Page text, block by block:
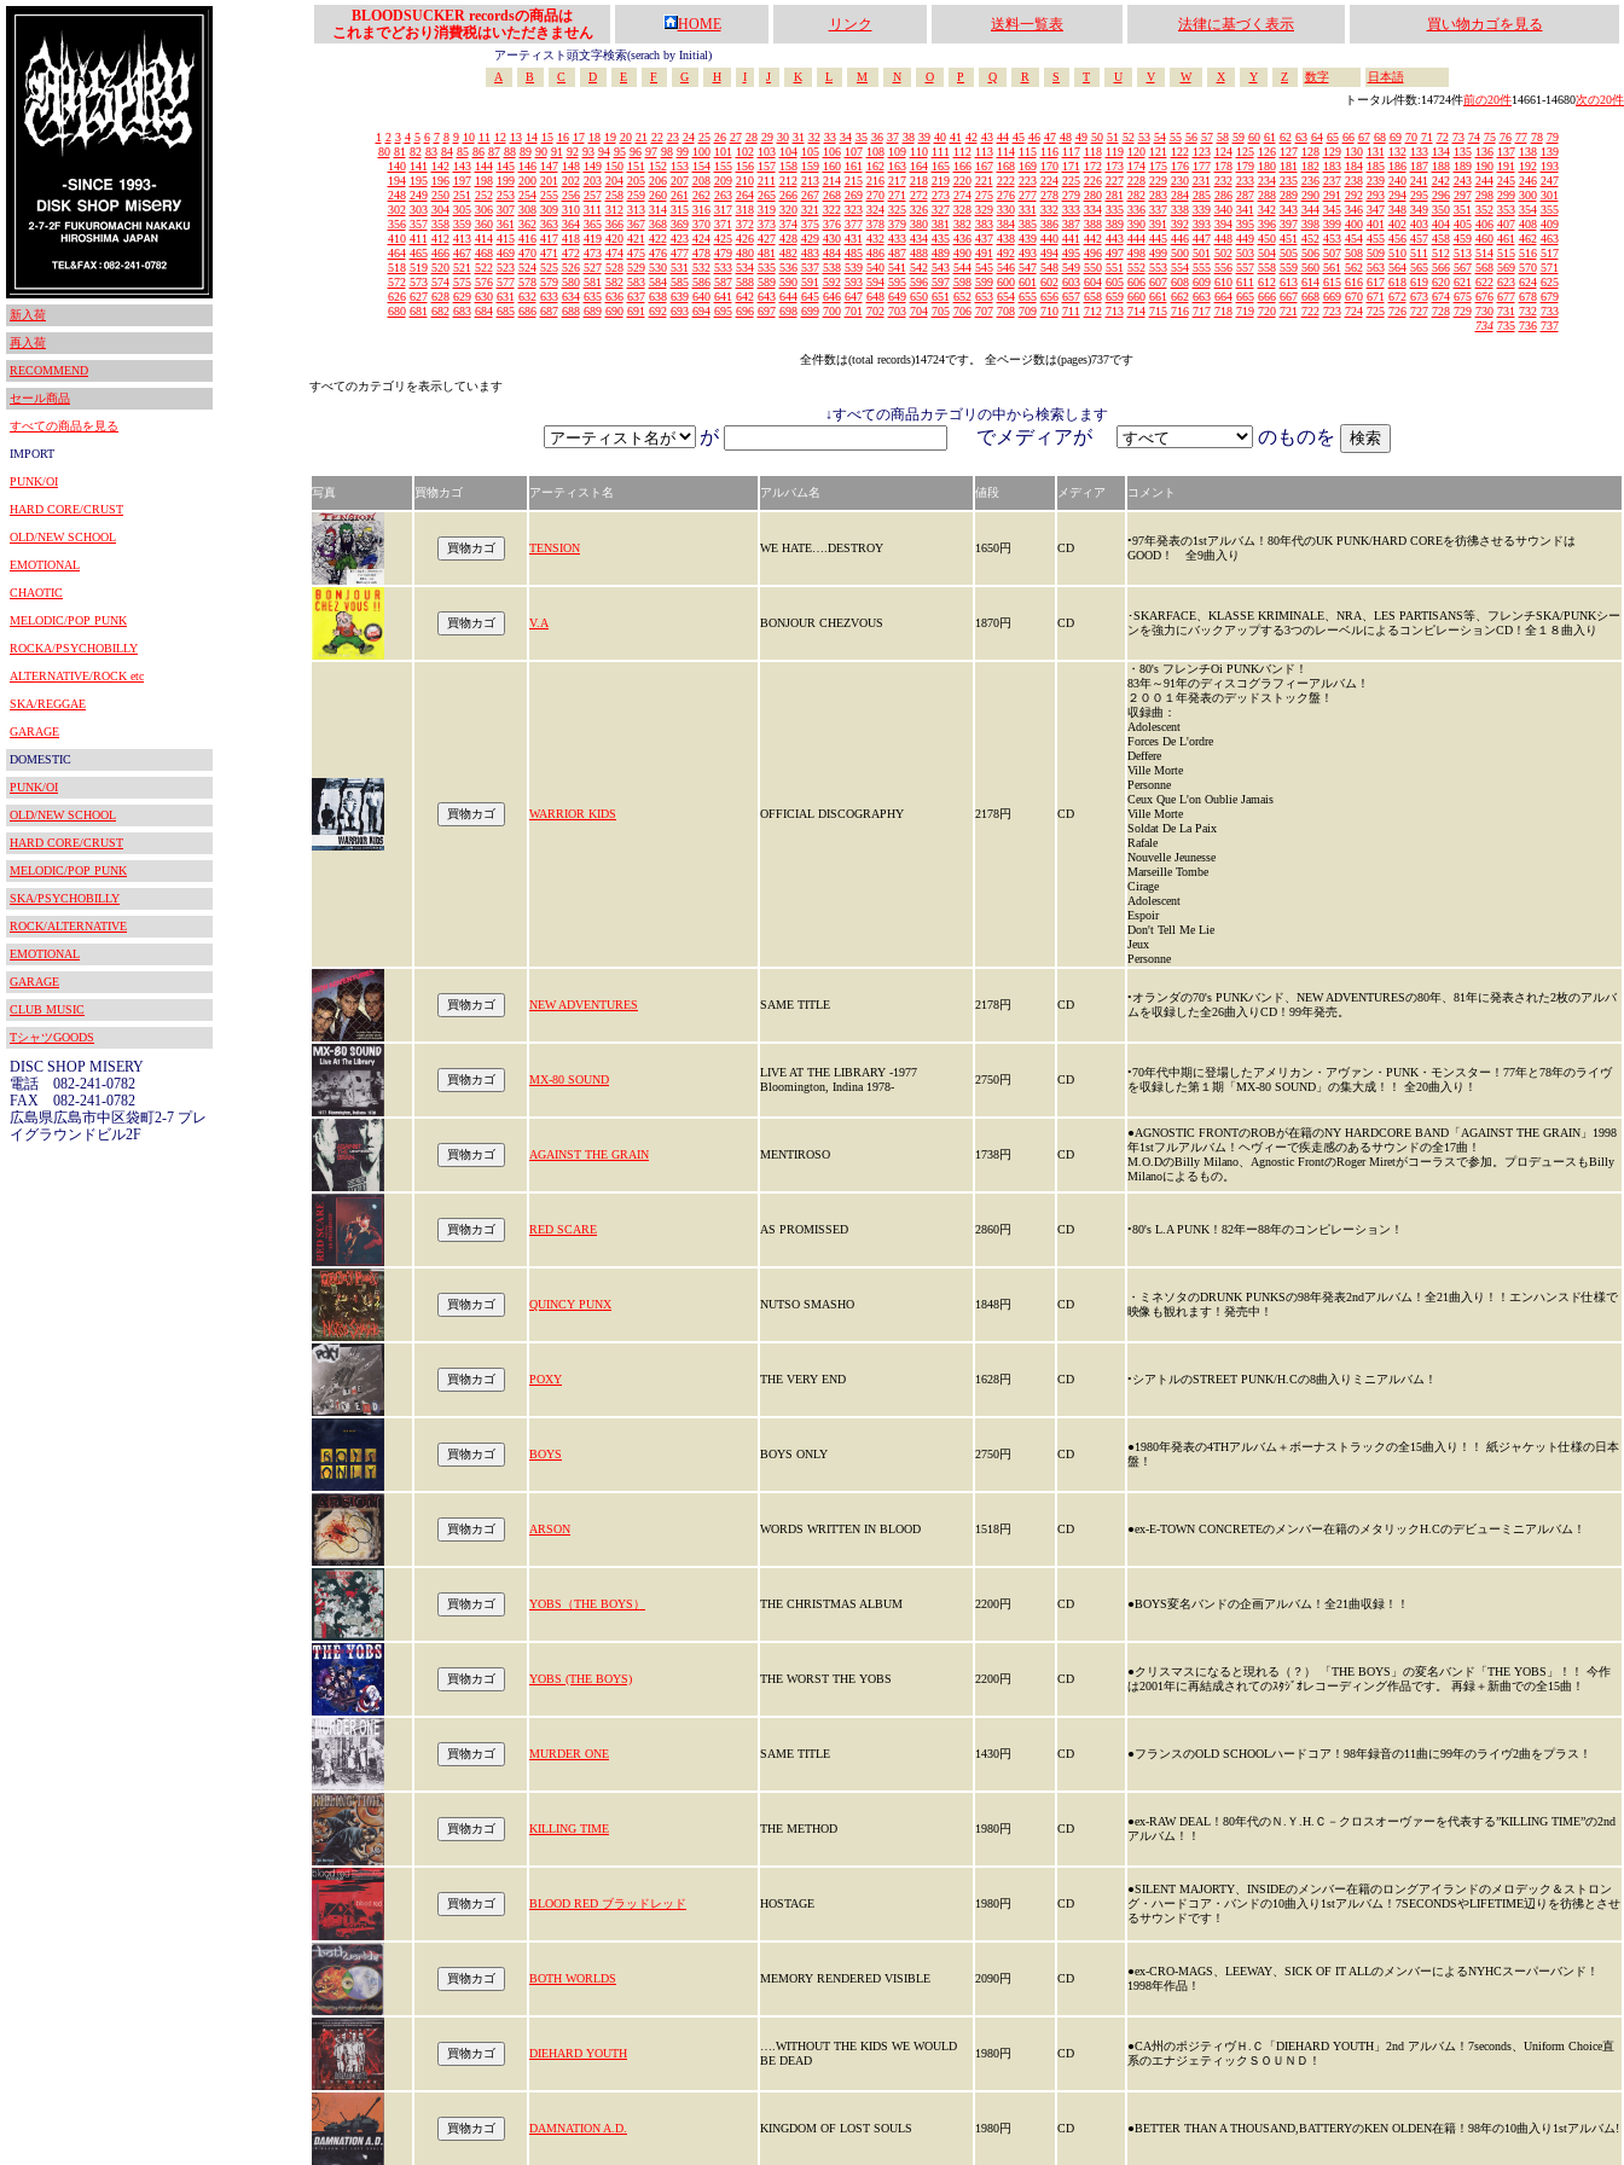
新入荷
再入荷
RECOMMEND
セール商品
すべての商品を見る
IMPORT
PUNK/OI
HARD CORE/CRUST
OLD/NEW SCHOOL
EMOTIONAL
CHAOTIC
MELODIC/POP PUNK
ROCKA/PSYCHOBILLY
ALTERNATIVE/ROCK etc
SKA/REGGAE
GARAGE
DOMESTIC
PUNK/OI
OLD/NEW SCHOOL
HARD CORE/CRUST
MELODIC/POP PUNK
SKA/PSYCHOBILLY
ROCK/ALTERNATIVE
EMOTIONAL
GARAGE
CLUB MUSIC
TシャツGOODS
DISC SHOP MISERY
電話 082-241-0782
FAX 082-241-0782
広島県広島市中区袋町2-7 プレ
イグラウンドビル2F
BLOODSUCKER recordsの商品は
これまでどおり消費税はいただきません
HOME リンク 送料一覧表 法律に基づく表示 買い物カゴを見る
アーティスト頭文字検索(serach by Initial)
A
B C D E F G H I J K L M N O P Q R S T U V W X Y Z 数字
日本語
トータル件数:14724件前の20件14661-14680次の20件
1 2 3 4 5 6 7 8 9 10 11 12 13 14 15 16 17 18 19 20 21 22 23 24 25 26 27 28 29 30 31 32 33 34 35 36 37 38 39 40 41 42 43 44 45 46 47 48 49 50 51 52 53 54 55 56 57 58 59 60 61 62 63 64 65 66 67 68 69 70 71 72 73 74 75 76 77 78 79
80 81 82 83 84 85 86 87 88 89 90 91 92 93 94 95 96 97 98 99 100 101 102 103 104 105 106 107 108 109 110 111 112 113 114 115 116 117 118 119 120 121 122 123 124 125 126 127 128 129 130 131 132 133 134 135 136 137 138 139
140 141 142 143 144 145 146 147 148 149 150 151 152 153 154 155 156 157 158 159 160 161 162 163 164 165 166 167 168 169 170 171 172 173 174 175 176 177 178 179 180 181 182 183 184 185 186 187 188 189 190 191 192 193
194 195 196 197 198 199 200 201 202 203 204 205 206 207 208 209 210 211 212 213 214 215 216 217 218 219 220 221 222 223 224 225 226 227 228 229 230 231 232 233 234 235 236 237 238 239 240 241 242 243 244 245 246 247
248 249 250 251 252 253 254 255 256 257 258 259 260 261 262 263 264 265 266 267 268 269 270 271 272 273 274 275 276 277 278 279 280 281 282 283 284 285 286 287 288 289 290 291 292 293 294 295 296 297 298 299 300 301
302 303 304 305 306 307 308 309 310 311 312 313 314 315 316 317 318 319 320 321 322 323 324 325 326 327 328 329 330 331 332 333 334 335 336 337 338 339 340 341 342 343 344 345 346 347 348 349 350 351 352 353 354 355
356 357 358 359 360 361 362 363 364 365 366 367 368 369 370 371 372 373 374 375 376 377 378 379 380 381 382 383 384 385 386 387 388 389 390 391 392 393 394 395 396 397 398 399 400 401 402 403 404 405 406 407 408 409
410 411 412 413 414 415 416 417 418 419 420 421 422 423 424 425 426 427 428 429 430 431 432 433 434 435 436 437 438 439 440 441 442 443 444 445 446 447 448 449 450 451 452 453 454 455 456 457 458 459 460 461 462 463
464 465 466 467 468 469 470 471 472 473 474 475 476 477 478 479 480 481 482 483 484 485 486 487 488 489 490 491 492 493 494 495 496 497 498 499 500 501 502 503 504 505 506 507 508 509 510 511 512 513 514 515 516 517
518 519 520 521 522 523 524 525 526 527 528 529 530 531 532 533 534 535 536 537 538 539 540 541 542 543 544 545 546 547 548 549 550 551 552 553 554 555 556 557 558 559 560 561 562 563 564 565 566 567 568 569 570 571
572 573 574 575 576 577 578 579 580 581 582 583 584 585 586 587 588 589 590 591 592 593 594 595 596 597 598 599 600 601 602 603 604 605 606 607 608 609 610 611 612 613 614 615 616 617 618 619 620 621 622 623 624 625
626 627 628 629 630 631 632 633 634 635 636 637 638 639 640 641 642 643 644 645 646 647 648 649 650 651 652 653 654 655 656 657 658 659 660 661 662 663 664 665 666 667 668 669 670 671 672 673 674 675 676 677 678 679
680 681 682 683 684 685 686 687 688 689 690 691 692 693 694 695 696 697 698 699 700 701 702 703 704 705 706 707 708 709 710 711 712 713 714 715 716 717 718 719 720 721 722 723 724 725 726 727 728 729 730 731 732 733
734 735 736 737
全件数は(total records)14724です。 全ページ数は(pages)737です
すべてのカテゴリを表示しています
↓すべての商品カテゴリの中から検索します
が でメディアが のものを
写真 買物カゴ アーティスト名 アルバム名 値段 メディア コメント
TENSION WE HATE….DESTROY 1650円 CD
•97年発表の1stアルバム！80年代のUK PUNK/HARD COREを彷彿させるサウンドは
GOOD！ 全9曲入り
V.A BONJOUR CHEZVOUS 1870円 CD
･SKARFACE、KLASSE KRIMINALE、NRA、LES PARTISANS等、フレンチSKA/PUNKシー
ンを強力にバックアップする3つのレーベルによるコンピレーションCD！全１８曲入り
WARRIOR KIDS OFFICIAL DISCOGRAPHY 2178円 CD
・80's フレンチOi PUNKバンド！
83年～91年のディスコグラフィーアルバム！
２００１年発表のデッドストック盤！
収録曲：
Adolescent
Forces De L'ordre
Deffere
Ville Morte
Personne
Ceux Que L'on Oublie Jamais
Ville Morte
Soldat De La Paix
Rafale
Nouvelle Jeunesse
Marseille Tombe
Cirage
Adolescent
Espoir
Don't Tell Me Lie
Jeux
Personne
NEW ADVENTURES SAME TITLE 2178円 CD
•オランダの70's PUNKバンド、NEW ADVENTURESの80年、81年に発表された2枚のアルバ
ムを収録した全26曲入りCD！99年発売。
MX-80 SOUND
LIVE AT THE LIBRARY -1977
Bloomington, Indina 1978-
2750円 CD
•70年代中期に登場したアメリカン・アヴァン・PUNK・モンスター！77年と78年のライヴ
を収録した第１期「MX-80 SOUND」の集大成！！ 全20曲入り！
AGAINST THE GRAIN MENTIROSO 1738円 CD
●AGNOSTIC FRONTのROBが在籍のNY HARDCORE BAND「AGAINST THE GRAIN」1998
年1stフルアルバム！ヘヴィーで疾走感のあるサウンドの全17曲！
M.O.DのBilly Milano、Agnostic FrontのRoger Miretがコーラスで参加。プロデュースもBilly
Milanoによるもの。
RED SCARE AS PROMISSED 2860円 CD •80's L.A PUNK！82年ー88年のコンピレーション！
QUINCY PUNX NUTSO SMASHO 1848円 CD
・ミネソタのDRUNK PUNKSの98年発表2ndアルバム！全21曲入り！！エンハンスド仕様で
映像も観れます！発売中！
POXY THE VERY END 1628円 CD •シアトルのSTREET PUNK/H.Cの8曲入りミニアルバム！
BOYS BOYS ONLY 2750円 CD
●1980年発表の4THアルバム＋ボーナストラックの全15曲入り！！ 紙ジャケット仕様の日本
盤！
ARSON WORDS WRITTEN IN BLOOD 1518円 CD ●ex-E-TOWN CONCRETEのメンバー在籍のメタリックH.Cのデビューミニアルバム！
YOBS（THE BOYS） THE CHRISTMAS ALBUM 2200円 CD ●BOYS変名バンドの企画アルバム！全21曲収録！！
YOBS (THE BOYS) THE WORST THE YOBS 2200円 CD
●クリスマスになると現れる（？） 「THE BOYS」の変名バンド「THE YOBS」！！ 今作
は2001年に再結成されてのｽﾀｼﾞｵレコーディング作品です。 再録＋新曲での全15曲！
MURDER ONE SAME TITLE 1430円 CD ●フランスのOLD SCHOOLハードコア！98年録音の11曲に99年のライヴ2曲をプラス！
KILLING TIME THE METHOD 1980円 CD
●ex-RAW DEAL！80年代のＮ.Ｙ.H.Ｃ－クロスオーヴァーを代表する”KILLING TIME”の2nd
アルバム！！
BLOOD RED ブラッドレッド HOSTAGE 1980円 CD
●SILENT MAJORTY、INSIDEのメンバー在籍のロングアイランドのメロデック＆ストロン
グ・ハードコア・バンドの10曲入り1stアルバム！7SECONDSやLIFETIME辺りを彷彿とさせ
るサウンドです！
BOTH WORLDS MEMORY RENDERED VISIBLE 2090円 CD
●ex-CRO-MAGS、LEEWAY、SICK OF IT ALLのメンバーによるNYHCスーパーバンド！
1998年作品！
DIEHARD YOUTH
….WITHOUT THE KIDS WE WOULD
BE DEAD
1980円 CD
●CA州のポジティヴＨ.Ｃ「DIEHARD YOUTH」2nd アルバム！7seconds、Uniform Choice直
系のエナジェティックＳＯＵＮＤ！
DAMNATION A.D. KINGDOM OF LOST SOULS 1980円 CD ●BETTER THAN A THOUSAND,BATTERYのKEN OLDEN在籍！98年の10曲入り1stアルバム!